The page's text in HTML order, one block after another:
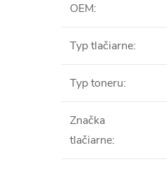
OEM:
Typ tlačiarne:
Typ toneru:
Značka
tlačiarne: